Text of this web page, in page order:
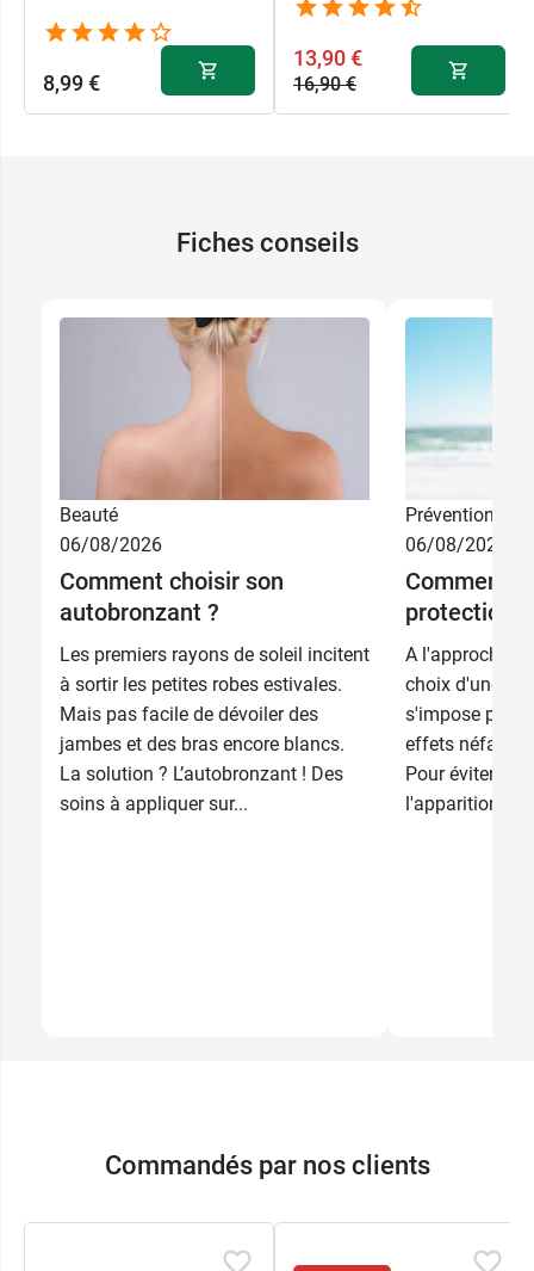
8,99 €
13,90 €
16,90 €
Fiches conseils
Beauté
06/08/2026
Comment choisir son
autobronzant ?
Les premiers rayons de soleil incitent
à sortir les petites robes estivales.
Mais pas facile de dévoiler des
jambes et des bras encore blancs.
La solution ? L’autobronzant ! Des
soins à appliquer sur...
Prévention
06/08/2026
Comment
protection
A l'approche
choix d'une
s'impose pour
effets
Pour éviter les
l'apparition de
Commandés par nos clients